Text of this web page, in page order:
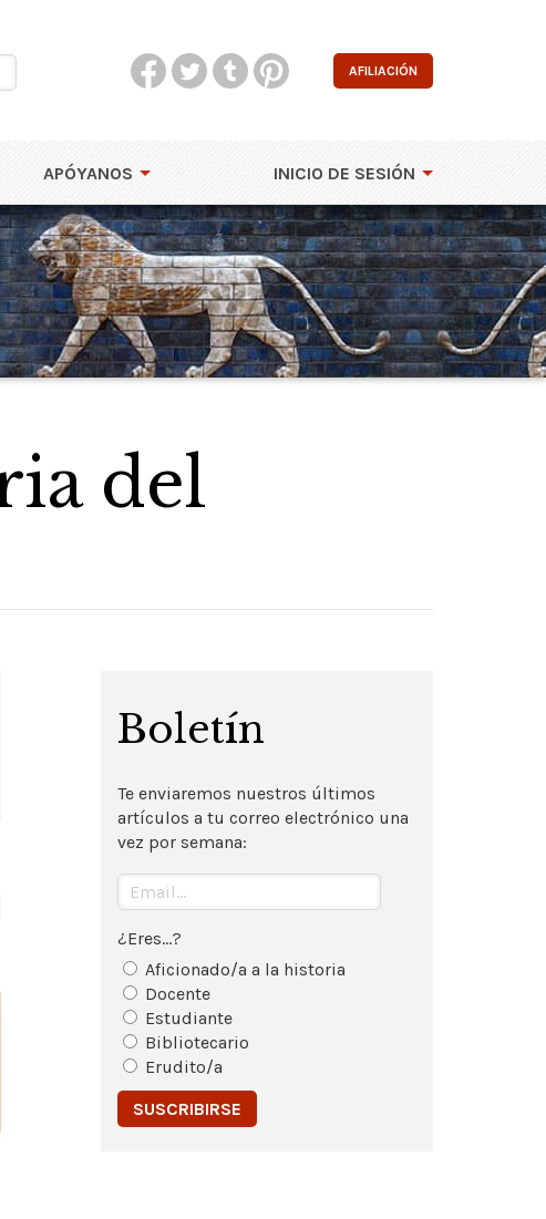
AFILIACIÓN
APÓYANOS INICIO DE SESIÓN
del
Boletín
Te enviaremos nuestros últimos
artículos a tu correo electrónico una
vez por semana:
¿Eres...?
Aficionado/a a la historia
Docente
Estudiante
Bibliotecario
Erudito/a